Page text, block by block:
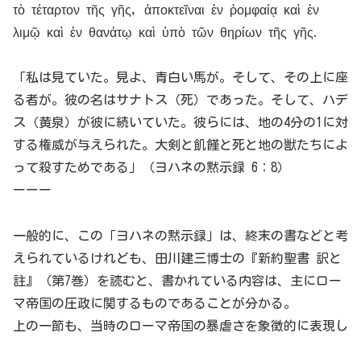
τὸ τέταρτον τῆς γῆς, ἀποκτεῖναι ἐν ῥομφαίᾳ καὶ ἐν
λιμῷ καὶ ἐν θανάτῳ καὶ ὑπὸ τῶν θηρίων τῆς γῆς.
「私は見ていた。見よ、青白い馬が。そして、その上に座
る者が。彼の名はサナトス（死）であった。そして、ハデ
ス（黄泉）が彼に続いていた。彼らには、地の4分の1に対
する権威が与えられた。大剣と飢饉と死と地の獣たちによ
って殺すためである」（ヨハネの黙示録 6：8）
ーーー
一般的に、この「ヨハネの黙示録」は、終末の書などと考
えられているけれども、田川建三博士の『新約聖書 訳と
註』（第7巻）を読むと、書かれている内容は、主にロー
マ帝国の圧政に関するものであることが分かる。
上の一節も、当時のローマ帝国の暴虐さを象徴的に表現し